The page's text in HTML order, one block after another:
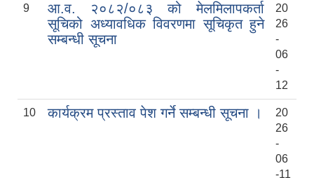
9
आ.व. २०८२/०८३ को मेलमिलापकर्ता
सूचिको अध्यावधिक विवरणमा सूचिकृत हुने
सम्बन्धी सूचना
20
26
-
06
-
12
10 कार्यक्रम प्रस्ताव पेश गर्ने सम्बन्धी सूचना ।
20
26
-
06
-11